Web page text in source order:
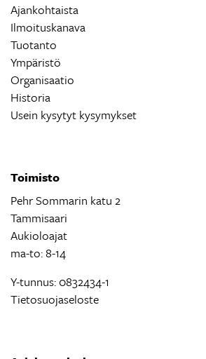
Ajankohtaista
Ilmoituskanava
Tuotanto
Ympäristö
Organisaatio
Historia
Usein kysytyt kysymykset
Toimisto
Pehr Sommarin katu 2
Tammisaari
Aukioloajat
ma-to: 8-14
Y-tunnus: 0832434-1
Tietosuojaseloste